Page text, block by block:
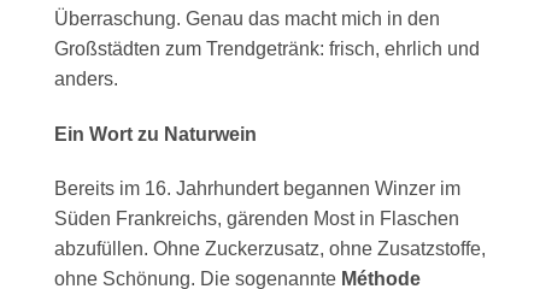
Überraschung. Genau das macht mich in den
Großstädten zum Trendgetränk: frisch, ehrlich und
anders.
Ein Wort zu Naturwein
Bereits im 16. Jahrhundert begannen Winzer im
Süden Frankreichs, gärenden Most in Flaschen
abzufüllen. Ohne Zuckerzusatz, ohne Zusatzstoffe,
ohne Schönung. Die sogenannte Méthode